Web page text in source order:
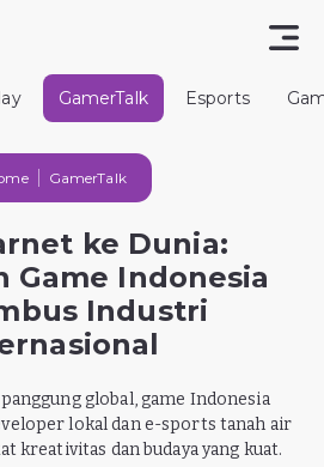
GamerTalk Esports
GamerTalk
ke Dunia:
Game Indonesia
Industri
global, game Indonesia
lokal dan e-sports tanah air
kreativitas dan budaya yang kuat.